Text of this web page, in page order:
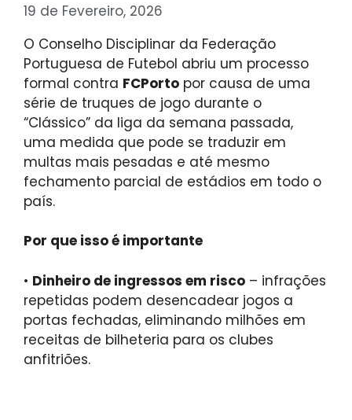
19 de Fevereiro, 2026
O Conselho Disciplinar da Federação
Portuguesa de Futebol abriu um processo
formal contra FCPorto por causa de uma
série de truques de jogo durante o
“Clássico” da liga da semana passada,
uma medida que pode se traduzir em
multas mais pesadas e até mesmo
fechamento parcial de estádios em todo o
país.
Por que isso é importante
• Dinheiro de ingressos em risco – infrações
repetidas podem desencadear jogos a
portas fechadas, eliminando milhões em
receitas de bilheteria para os clubes
anfitriões.